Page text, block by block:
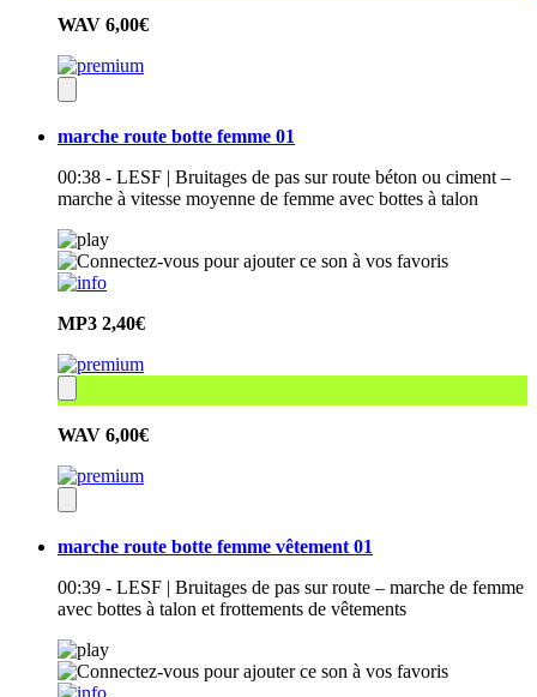
WAV 6,00€
marche route botte femme 01
00:38 - LESF | Bruitages de pas sur route béton ou ciment –
marche à vitesse moyenne de femme avec bottes à talon
MP3 2,40€
WAV 6,00€
marche route botte femme vêtement 01
00:39 - LESF | Bruitages de pas sur route – marche de femme
avec bottes à talon et frottements de vêtements